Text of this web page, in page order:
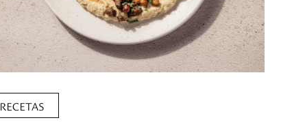
RECETAS